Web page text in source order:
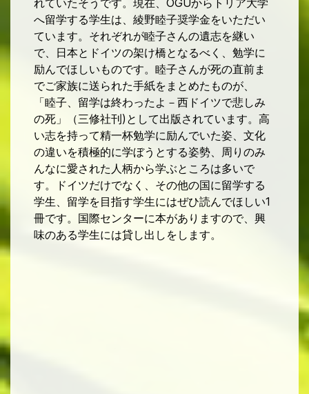
OGU
へ留学する学生は、綾野睦子奨学金をいただい
ています。それぞれが睦子さんの遺志を継い
で、日本とドイツの架け橋となるべく、勉学に
励んでほしいものです。睦子さんが死の直前ま
でご家族に送られた手紙をまとめたものが、
「睦子、留学は終わったよ－西ドイツで悲しみ
の死」（三修社刊) として出版されています。高
い志を持って精一杯勉学に励んでいた姿、文化
の違いを積極的に学ぼうとする姿勢、周りのみ
んなに愛された人柄から学ぶところは多いで
す。ドイツだけでなく、その他の国に留学する
学生、留学を目指す学生にはぜひ読んでほしい1
冊です。国際センターに本がありますので、興
味のある学生には貸し出しをします。